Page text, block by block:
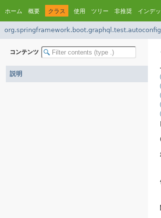
ホーム 概要 クラス 使用 ツリー 非推奨 インデ
コンテンツ
説明